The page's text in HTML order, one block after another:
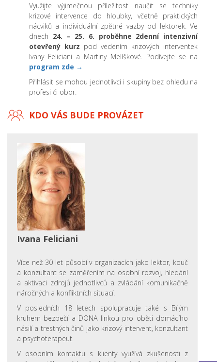
Využijte výjimečnou příležitost naučit se techniky
krizové intervence do hloubky, včetně praktických
nácviků a individuální zpětné vazby od lektorek. Ve
dnech 24. – 25. 6. proběhne 2denní intenzivní
otevřený kurz pod vedením krizových interventek
Ivany Feliciani a Martiny Melíškové. Podívejte se na
program zde →
Přihlásit se mohou jednotlivci i skupiny bez ohledu na
profesi či obor.
KDO VÁS BUDE PROVÁZET
Ivana Feliciani
Více než 30 let působí v organizacích jako lektor, kouč
a konzultant se zaměřením na osobní rozvoj, hledání
a aktivaci zdrojů jednotlivců a zvládání komunikačně
náročných a konfliktních situací.
V posledních 18 letech spolupracuje také s Bílým
kruhem bezpečí a DONA linkou pro oběti domácího
násilí a trestných činů jako krizový intervent, konzultant
a psychoterapeut.
V osobním kontaktu s klienty využívá zkušenosti z